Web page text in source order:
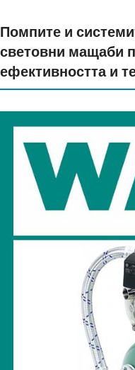
Помпите и
световни мащаби
ефективността и